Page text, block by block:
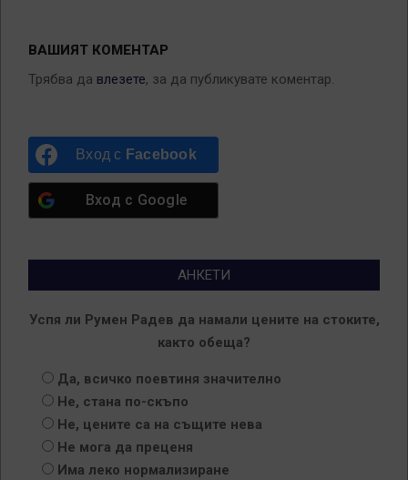
ВАШИЯТ КОМЕНТАР
Трябва да влезете, за да публикувате коментар.
Вход с Facebook
Вход с Google
АНКЕТИ
Успя ли Румен Радев да намали цените на стоките,
както обеща?
Да, всичко поевтиня значително
Не, стана по-скъпо
Не, цените са на същите нева
Не мога да преценя
Има леко нормализиране